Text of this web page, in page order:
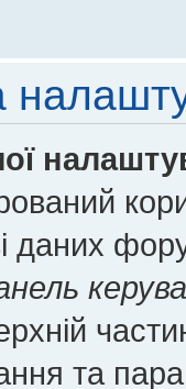
даних
та